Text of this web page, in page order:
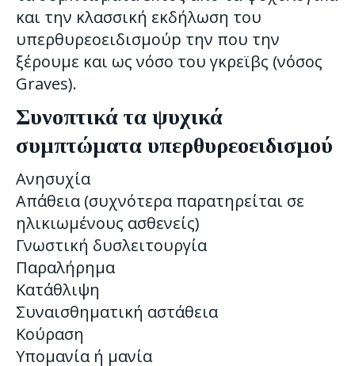
και την κλασσική εκδήλωση του
υπερθυρεοειδισμούp την που την
ξέρουμε και ως νόσο του γκρεϊβς (νόσος
Graves).
Συνοπτικά τα ψυχικά
συμπτώματα υπερθυρεοειδισμού
Ανησυχία
Απάθεια (συχνότερα παρατηρείται σε
ηλικιωμένους ασθενείς)
Γνωστική δυσλειτουργία
Παραλήρημα
Κατάθλιψη
Συναισθηματική αστάθεια
Κούραση
Υπομανία ή μανία